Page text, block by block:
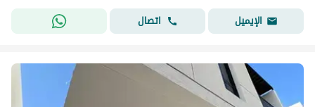
الإيميل
اتصال